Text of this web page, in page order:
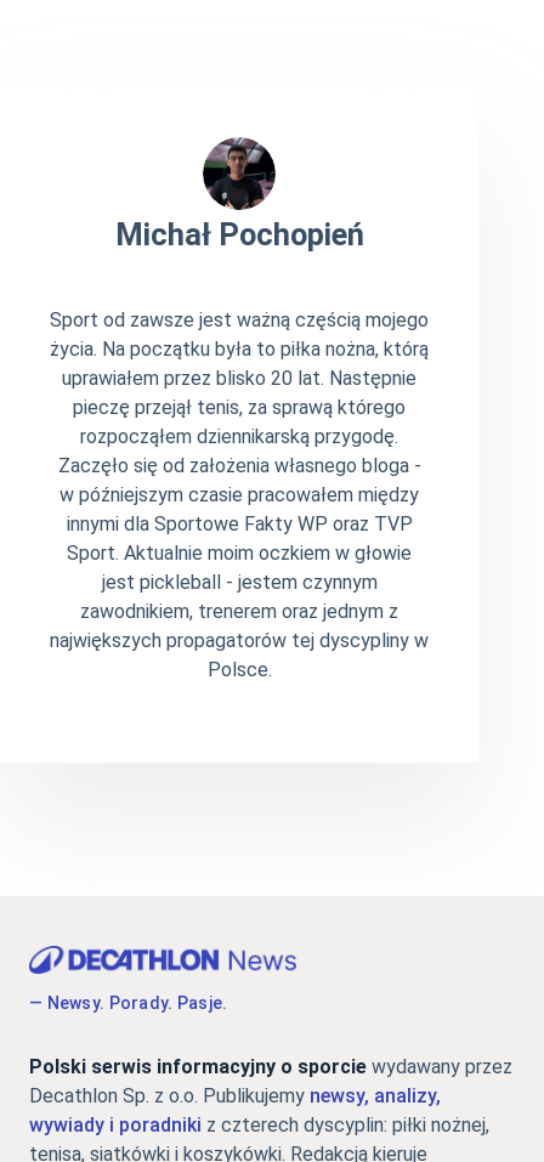
Michał Pochopień
Sport od zawsze jest ważną częścią mojego
życia. Na początku była to piłka nożna, którą
uprawiałem przez blisko 20 lat. Następnie
pieczę przejął tenis, za sprawą którego
rozpocząłem dziennikarską przygodę.
Zaczęło się od założenia własnego bloga -
w późniejszym czasie pracowałem między
innymi dla Sportowe Fakty WP oraz TVP
Sport. Aktualnie moim oczkiem w głowie
jest pickleball - jestem czynnym
zawodnikiem, trenerem oraz jednym z
największych propagatorów tej dyscypliny w
Polsce.
— Newsy. Porady. Pasje.
Polski serwis informacyjny o sporcie wydawany przez
Decathlon Sp. z o.o. Publikujemy newsy, analizy,
wywiady i poradniki z czterech dyscyplin: piłki nożnej,
tenisa, siatkówki i koszykówki. Redakcją kieruje